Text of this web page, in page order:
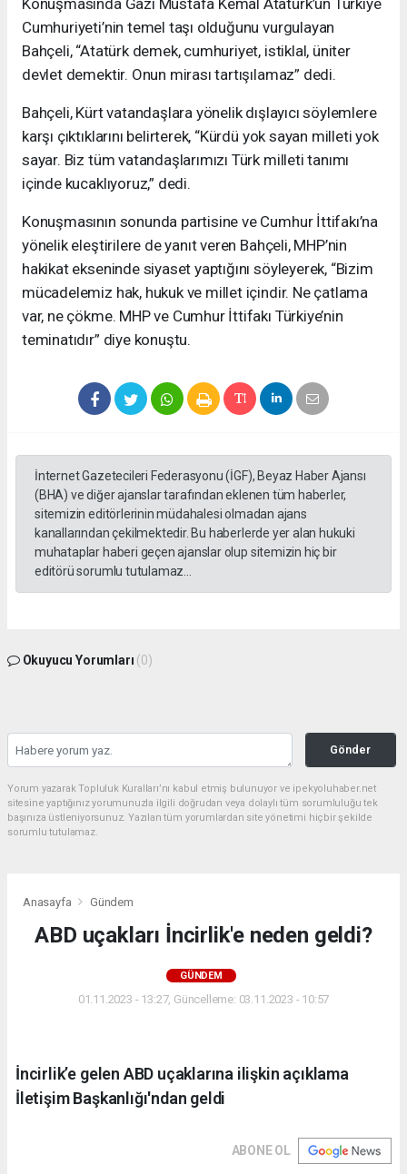
Konuşmasında Gazi Mustafa Kemal Atatürk’ün Türkiye
Cumhuriyeti’nin temel taşı olduğunu vurgulayan
Bahçeli, “Atatürk demek, cumhuriyet, istiklal, üniter
devlet demektir. Onun mirası tartışılamaz” dedi.
Bahçeli, Kürt vatandaşlara yönelik dışlayıcı söylemlere
karşı çıktıklarını belirterek, “Kürdü yok sayan milleti yok
sayar. Biz tüm vatandaşlarımızı Türk milleti tanımı
içinde kucaklıyoruz,” dedi.
Konuşmasının sonunda partisine ve Cumhur İttifakı’na
yönelik eleştirilere de yanıt veren Bahçeli, MHP’nin
hakikat ekseninde siyaset yaptığını söyleyerek, “Bizim
mücadelemiz hak, hukuk ve millet içindir. Ne çatlama
var, ne çökme. MHP ve Cumhur İttifakı Türkiye’nin
teminatıdır” diye konuştu.
İnternet Gazetecileri Federasyonu (İGF), Beyaz Haber Ajansı
(BHA) ve diğer ajanslar tarafından eklenen tüm haberler,
sitemizin editörlerinin müdahalesi olmadan ajans
kanallarından çekilmektedir. Bu haberlerde yer alan hukuki
muhataplar haberi geçen ajanslar olup sitemizin hiç bir
editörü sorumlu tutulamaz...
Okuyucu Yorumları (0)
Gönder
Yorum yazarak Topluluk Kuralları’nı kabul etmiş bulunuyor ve ipekyoluhaber.net
sitesine yaptığınız yorumunuzla ilgili doğrudan veya dolaylı tüm sorumluluğu tek
başınıza üstleniyorsunuz. Yazılan tüm yorumlardan site yönetimi hiçbir şekilde
sorumlu tutulamaz.
Anasayfa Gündem
ABD uçakları İncirlik'e neden geldi?
GÜNDEM
01.11.2023 - 13:27, Güncelleme: 03.11.2023 - 10:57
İncirlik’e gelen ABD uçaklarına ilişkin açıklama
İletişim Başkanlığı'ndan geldi
ABONE OL